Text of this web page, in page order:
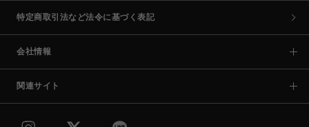
特定商取引法など法令に基づく表記
会社情報
関連サイト